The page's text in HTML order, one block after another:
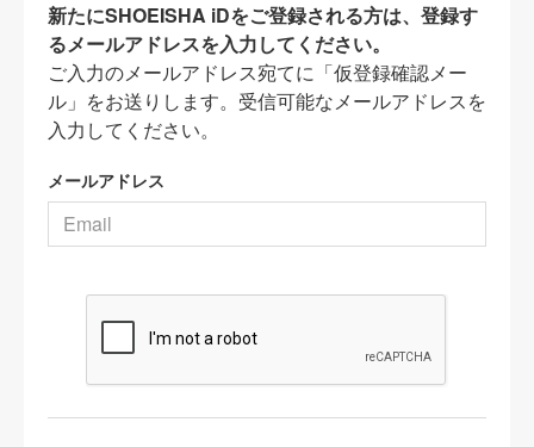
新たにSHOEISHA iDをご登録される方は、登録す
るメールアドレスを入力してください。
ご入力のメールアドレス宛てに「仮登録確認メー
ル」をお送りします。受信可能なメールアドレスを
入力してください。
メールアドレス